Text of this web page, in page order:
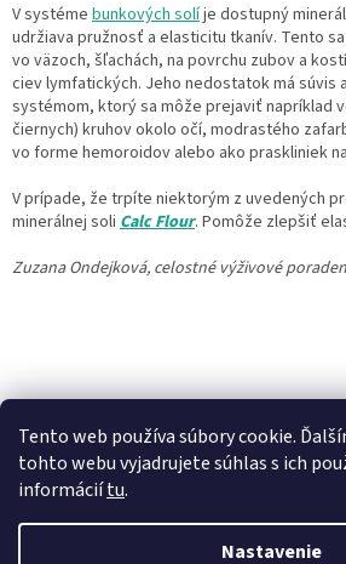
Tento web používa súbory cookie.
tohto webu vyjadrujete súhlas s ich
informáciítu.
Nastavenie
V systéme bunkových solíje dostupný minerál
udržiava pružnosť a elasticitu tkanív. Tento
vo väzoch, šľachách, na povrchu zubov a
ciev lymfatických. Jeho nedostatok má súvis
systémom, ktorý sa môže prejaviť napríklad
čiernych) kruhov okolo očí, modrastého
vo forme hemoroidov alebo ako praskliniek
V prípade, že trpíte niektorým z uvedených
minerálnej soli Calc Flour. Pomôže zlepšiť
Zuzana Ondejková, celostné výživové
PREDCHÁDZAJÚCI ČLÁNOK
Vytvoril Shoptet